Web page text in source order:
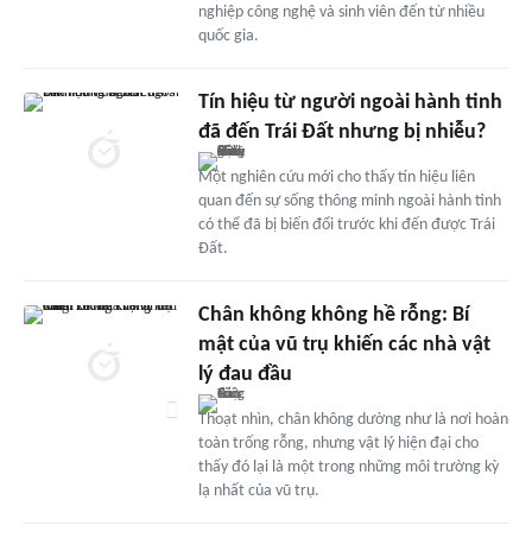
nghiệp công nghệ và sinh viên đến từ nhiều
quốc gia.
Tín hiệu từ người ngoài hành tinh
đã đến Trái Đất nhưng bị nhiễu?
Một nghiên cứu mới cho thấy tín hiệu liên
quan đến sự sống thông minh ngoài hành tinh
có thể đã bị biến đổi trước khi đến được Trái
Đất.
Chân không không hề rỗng: Bí
mật của vũ trụ khiến các nhà vật
lý đau đầu
Thoạt nhìn, chân không dường như là nơi hoàn
toàn trống rỗng, nhưng vật lý hiện đại cho
thấy đó lại là một trong những môi trường kỳ
lạ nhất của vũ trụ.